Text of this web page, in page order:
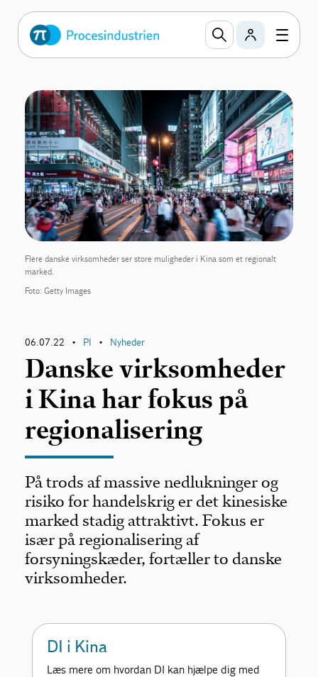
Flere danske virksomheder ser store muligheder i Kina som et regionalt
marked.
Foto: Getty Images
06.07.22 • PI • Nyheder
Danske virksomheder
i Kina har fokus på
regionalisering
På trods af massive nedlukninger og
risiko for handelskrig er det kinesiske
marked stadig attraktivt. Fokus er
især på regionalisering af
forsyningskæder, fortæller to danske
virksomheder.
DI i Kina
Læs mere om hvordan DI kan hjælpe dig med